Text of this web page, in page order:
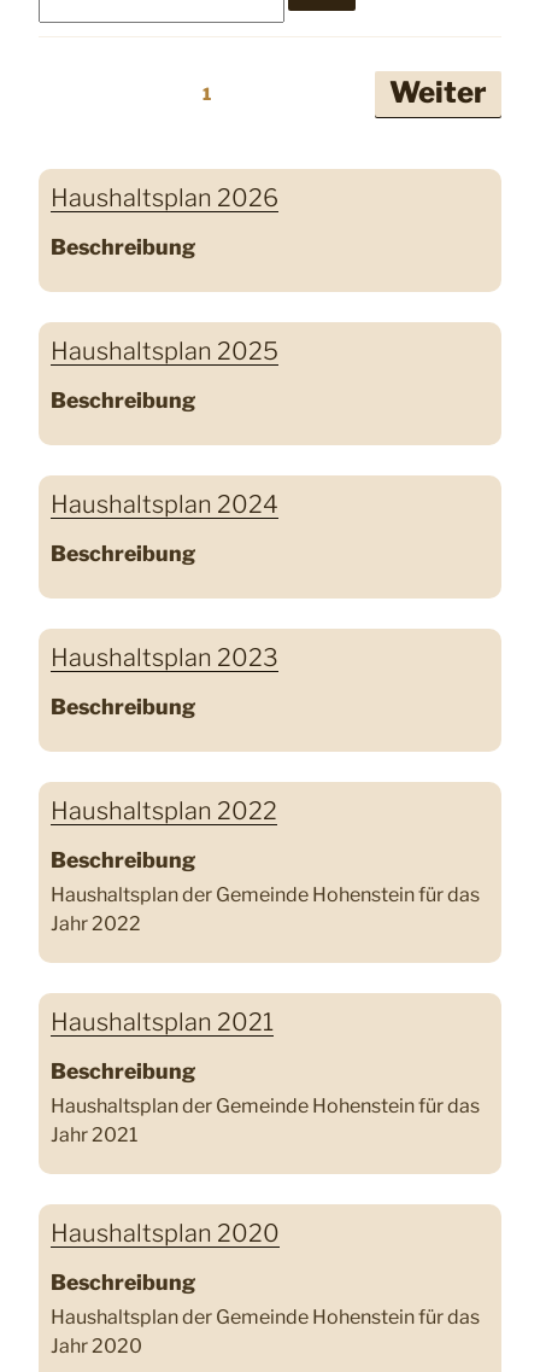
Seitennummerierung
1 Weiter
Haushaltsplan 2026
Beschreibung
Haushaltsplan 2025
Beschreibung
Haushaltsplan 2024
Beschreibung
Haushaltsplan 2023
Beschreibung
Haushaltsplan 2022
Beschreibung
Haushaltsplan der Gemeinde Hohenstein für das
Jahr 2022
Haushaltsplan 2021
Beschreibung
Haushaltsplan der Gemeinde Hohenstein für das
Jahr 2021
Haushaltsplan 2020
Beschreibung
Haushaltsplan der Gemeinde Hohenstein für das
Jahr 2020